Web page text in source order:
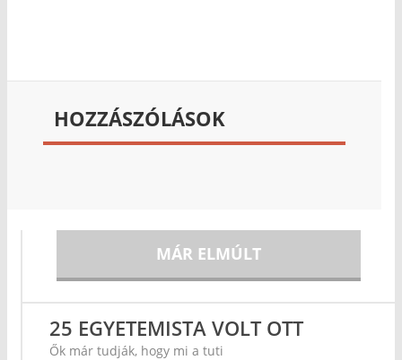
HOZZÁSZÓLÁSOK
MÁR ELMÚLT
25 EGYETEMISTA VOLT OTT
Ők már tudják, hogy mi a tuti